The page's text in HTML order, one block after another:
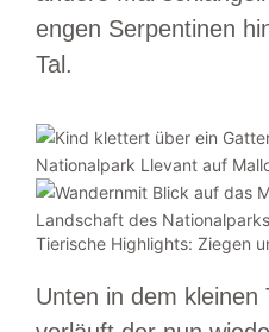
engen Serpentinen
Tal.
Tierische Highlights: Ziegen
Unten in dem kleinen